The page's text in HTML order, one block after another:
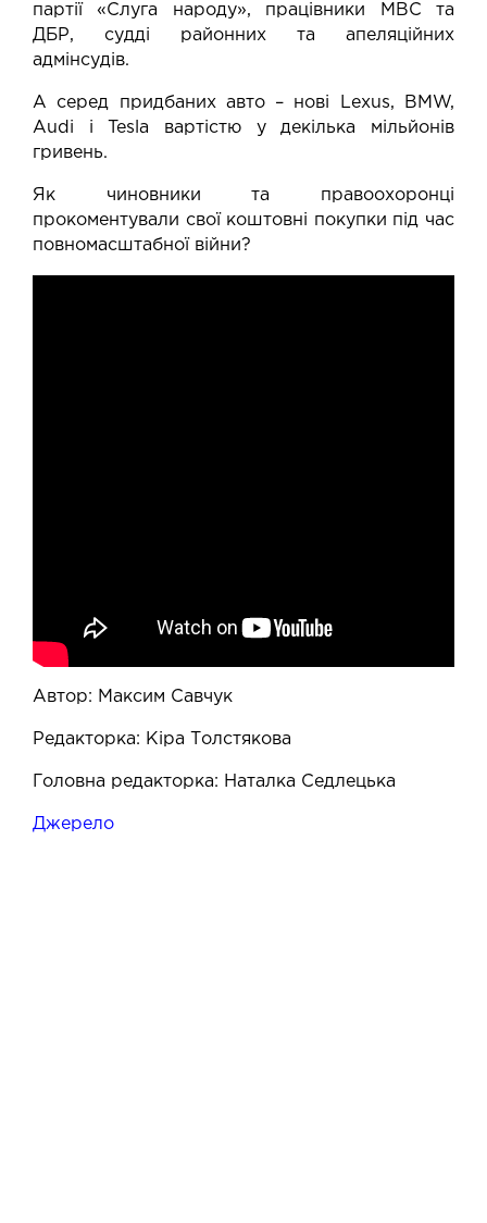
партії «Слуга народу», працівники МВС та
ДБР, судді районних та апеляційних
адмінсудів.
А серед придбаних авто – нові Lexus, BMW,
Audi і Tesla вартістю у декілька мільйонів
гривень.
Як чиновники та правоохоронці
прокоментували свої коштовні покупки під час
повномасштабної війни?
Автор: Максим Савчук
Редакторка: Кіра Толстякова
Головна редакторка: Наталка Седлецька
Джерело